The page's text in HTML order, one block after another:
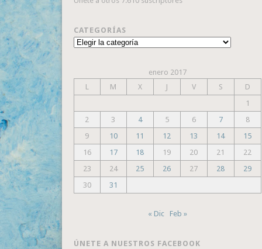
CATEGORÍAS
Categorías
enero 2017
L
M X J V S
D
1
2
3 4 5 6 7
8
9
10 11 12 13 14
15
16
17 18 19 20 21
22
23
24 25 26 27 28
29
30
31
« Dic Feb »
ÚNETE A NUESTROS FACEBOOK